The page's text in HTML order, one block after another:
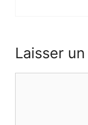
Laisser